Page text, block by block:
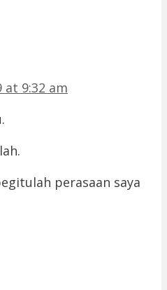
at 9:32 am
perasaan saya